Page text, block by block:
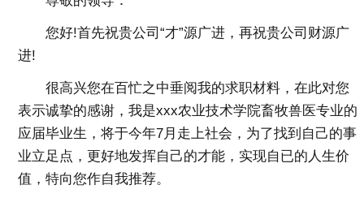
您好!首先祝贵公司“才”源广进，再祝贵公司财源广
进!
很高兴您在百忙之中垂阅我的求职材料，在此对您
表示诚挚的感谢，我是xxx农业技术学院畜牧兽医专业的
应届毕业生，将于今年7月走上社会，为了找到自己的事
业立足点，更好地发挥自己的才能，实现自已的人生价
值，特向您作自我推荐。